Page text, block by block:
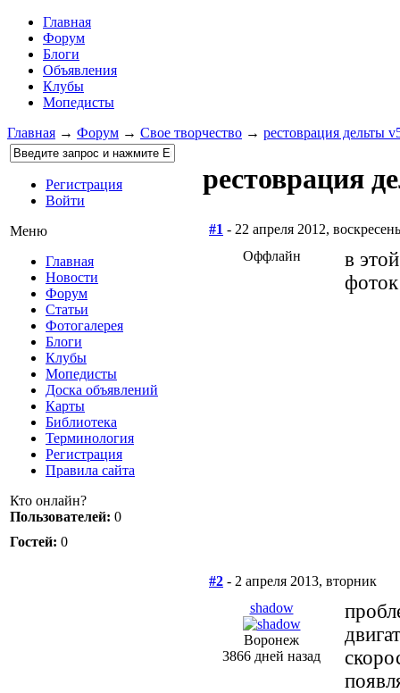
Главная
Форум
Блоги
Объявления
Клубы
Мопедисты
Главная → Форум → Свое творчество → рестоврация дельты
Регистрация
Войти
Меню
Главная
Новости
Форум
Статьи
Фотогалерея
Блоги
Клубы
Мопедисты
Доска объявлений
Карты
Библиотека
Терминология
Регистрация
Правила сайта
Кто онлайн?
Пользователей: 0
Гостей: 0
рестоврация
#1 - 22 апреля 2012,
Оффлайн
в
#2 - 2 апреля 2013, вторник
shadow
Воронеж
3866 дней назад